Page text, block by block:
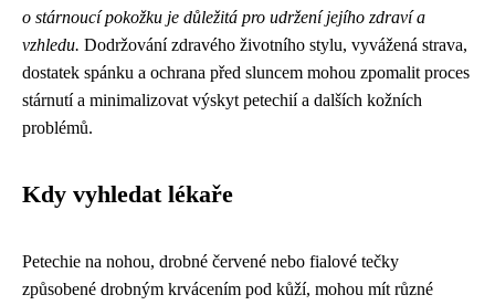
o stárnoucí pokožku je důležitá pro udržení jejího zdraví a
vzhledu. Dodržování zdravého životního stylu, vyvážená strava,
dostatek spánku a ochrana před sluncem mohou zpomalit proces
stárnutí a minimalizovat výskyt petechií a dalších kožních
problémů.
Kdy vyhledat lékaře
Petechie na nohou, drobné červené nebo fialové tečky
způsobené drobným krvácením pod kůží, mohou mít různé